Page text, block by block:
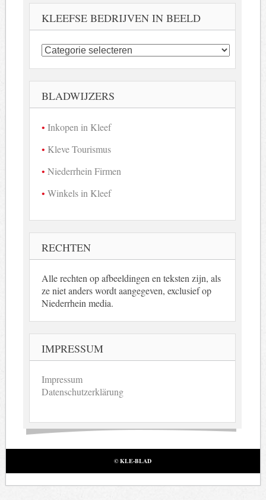
KLEEFSE BEDRIJVEN IN BEELD
Kleefse
bedrijven
beeld
BLADWIJZERS
Inkopen in Kleef
Kleve Tourismus
Niederrhein Firmen
Winkels in Kleef
RECHTEN
Alle rechten op afbeeldingen en teksten zijn, als
ze niet anders wordt aangegeven, exclusief op
Niederrhein media.
IMPRESSUM
Impressum
Datenschutzerklärung
© KLE-BLAD